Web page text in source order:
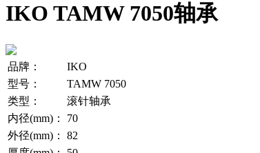
IKO TAMW 7050轴承
品牌：
IKO
型号：
TAMW 7050
类型：
滚针轴承
内径(mm)：
70
外径(mm)：
82